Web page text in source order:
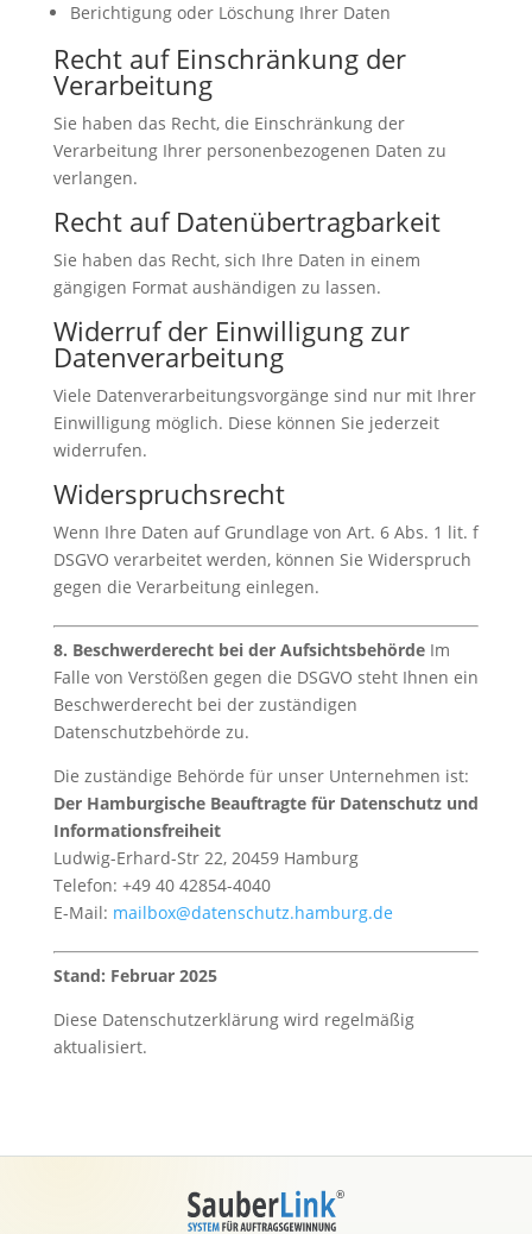
Berichtigung oder Löschung Ihrer Daten
Recht auf Einschränkung der
Verarbeitung
Sie haben das Recht, die Einschränkung der
Verarbeitung Ihrer personenbezogenen Daten zu
verlangen.
Recht auf Datenübertragbarkeit
Sie haben das Recht, sich Ihre Daten in einem
gängigen Format aushändigen zu lassen.
Widerruf der Einwilligung zur
Datenverarbeitung
Viele Datenverarbeitungsvorgänge sind nur mit Ihrer
Einwilligung möglich. Diese können Sie jederzeit
widerrufen.
Widerspruchsrecht
Wenn Ihre Daten auf Grundlage von Art. 6 Abs. 1 lit. f
DSGVO verarbeitet werden, können Sie Widerspruch
gegen die Verarbeitung einlegen.
8. Beschwerderecht bei der AufsichtsbehördeIm
Falle von Verstößen gegen die DSGVO steht Ihnen ein
Beschwerderecht bei der zuständigen
Datenschutzbehörde zu.
Die zuständige Behörde für unser Unternehmen ist:
Der Hamburgische Beauftragte für Datenschutz und
Informationsfreiheit
Ludwig-Erhard-Str 22, 20459 Hamburg
Telefon: +49 40 42854-4040
E-Mail: mailbox@datenschutz.hamburg.de
Stand: Februar 2025
Diese Datenschutzerklärung wird regelmäßig
aktualisiert.